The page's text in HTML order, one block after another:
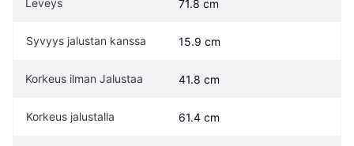
71.8 cm
Syvyys jalustan kanssa 15.9 cm
Korkeus ilman Jalustaa 41.8 cm
Korkeus jalustalla 61.4 cm